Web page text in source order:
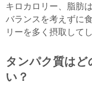
キロカロリー、脂肪
バランスを考えずに
リーを多く摂取して
タンパク質はど
い？